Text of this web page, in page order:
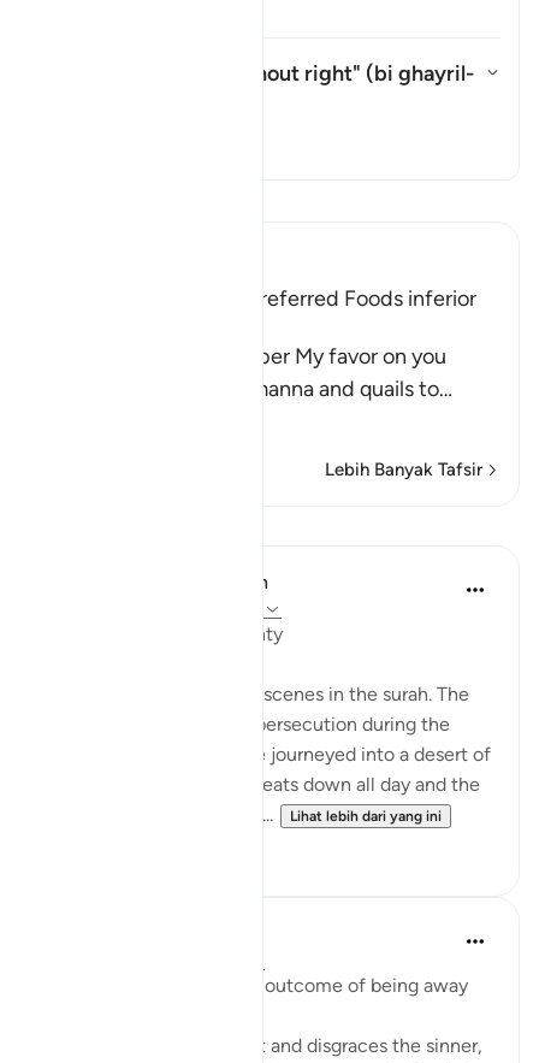
What is meant by "without right" (bi ghayril-
The Children of Israel preferred Foods inferior
Allah said, "And remember My favor on you
when I sent down the manna and quails to…
Lebih Banyak Tafsir
In the Shade of the Quran
Unhappy with God's Bounty
Let us recall the previous scenes in the surah. The
Israelites have fled from persecution during the
reign of Pharaoh and have journeyed into a desert of
sand and rocks. The sun beats down all day and the
sky will yield no rain. Whil...
Lihat lebih dari yang ini
Humiliation is the natural outcome of being away
Allah honors the obedient and disgraces the sinner,